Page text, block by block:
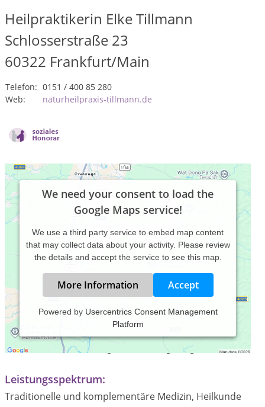
Heilpraktikerin Elke Tillmann
Schlosserstraße 23
60322 Frankfurt/Main
Telefon: 0151 / 400 85 280
Web:
naturheilpraxis-tillmann.de
We need your consent to load the
Google Maps service!
We use a third party service to embed map content
that may collect data about your activity. Please review
the details and accept the service to see this map.
More Information Accept
Powered by Usercentrics Consent Management
Platform
Praxiszeiten:
Termin nach Vereinbarung, auch samstags möglich
Leistungsspektrum:
Traditionelle und komplementäre Medizin, Heilkunde